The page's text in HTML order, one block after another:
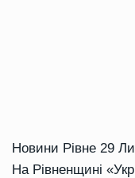
Новини Рівне 29
На Рівненщині